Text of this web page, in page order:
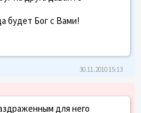
будет Бог с Вами!
30.11.2010 15:13
для него